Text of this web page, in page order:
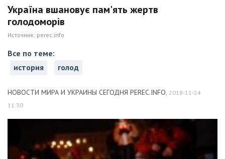
Україна вшановує пам'ять жертв
голодоморів
Источник: perec.info
Все по теме:
история
голод
НОВОСТИ МИРА И УКРАИНЫ СЕГОДНЯ PEREC.INFO, 2018-11-24
11:30